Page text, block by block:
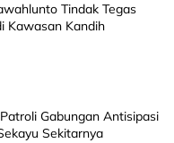
Tindak Tegas
Kawasan Kandih
Gabungan Antisipasi
Sekitarnya